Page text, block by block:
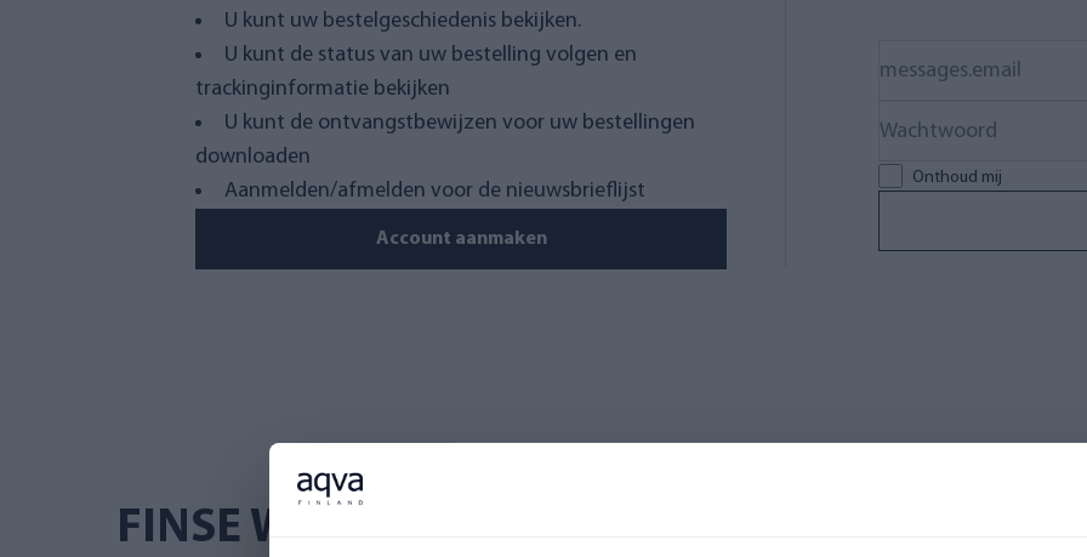
U kunt uw bestelgeschiedenis bekijken.
U kunt de status van uw bestelling volgen en
trackinginformatie bekijken
U kunt de ontvangstbewijzen voor uw bestellingen
downloaden
Aanmelden/afmelden voor de nieuwsbrieflijst
Account aanmaken
Onthoud mij
FINSE WEBSHOP